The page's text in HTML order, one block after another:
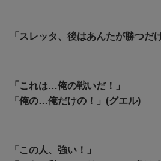
「スレッタ、後はあんたが勝つだ
「これは…俺の戦いだ！」
「俺の…俺だけの！」(グエル)
「この人、強い！」